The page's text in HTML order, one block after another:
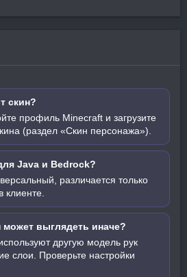
скин?
профиль Minecraft и загрузите
(раздел «Скин персонажа»).
Java и Bedrock?
различается только
клиенте.
может выглядеть иначе?
другую модель рук
слои. Проверьте настройки